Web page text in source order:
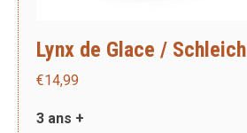
Lynx de Glace / Schleich
€14,99
3 ans +